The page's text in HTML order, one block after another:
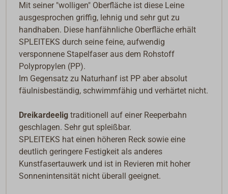
Mit seiner "wolligen" Oberfläche ist diese Leine
ausgesprochen griffig, lehnig und sehr gut zu
handhaben. Diese hanfähnliche Oberfläche erhält
SPLEITEKS durch seine feine, aufwendig
versponnene Stapelfaser aus dem Rohstoff
Polypropylen (PP).
Im Gegensatz zu Naturhanf ist PP aber absolut
fäulnisbeständig, schwimmfähig und verhärtet nicht.
Dreikardeelig traditionell auf einer Reeperbahn
geschlagen. Sehr gut spleißbar.
SPLEITEKS hat einen höheren Reck sowie eine
deutlich geringere Festigkeit als anderes
Kunstfasertauwerk und ist in Revieren mit hoher
Sonnenintensität nicht überall geeignet.